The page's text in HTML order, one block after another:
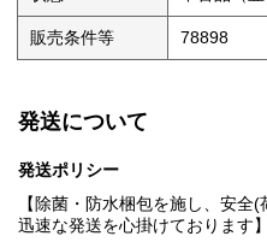
販売条件等 78898
発送について
発送ポリシー
【除菌・防水梱包を施し、安
迅速な発送を心掛けております】